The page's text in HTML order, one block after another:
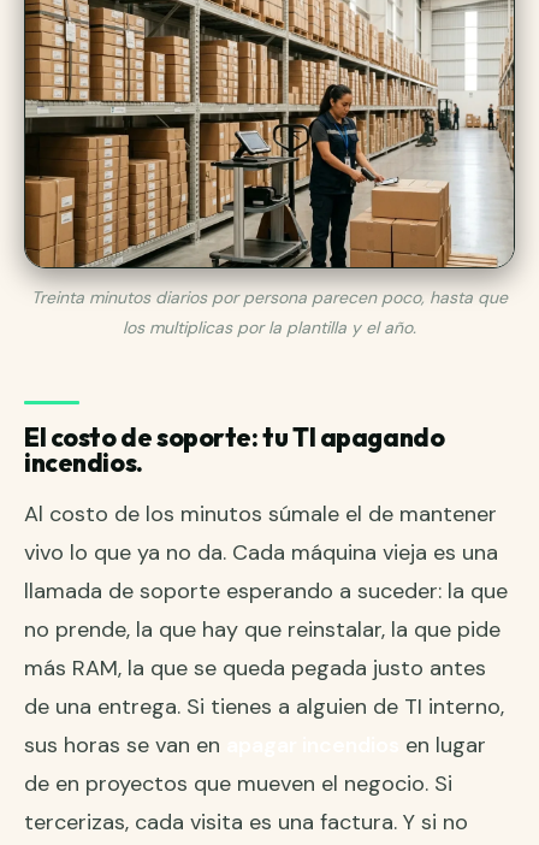
Treinta minutos diarios por persona parecen poco, hasta que
los multiplicas por la plantilla y el año.
El costo de soporte: tu TI apagando
incendios.
Al costo de los minutos súmale el de mantener
vivo lo que ya no da. Cada máquina vieja es una
llamada de soporte esperando a suceder: la que
no prende, la que hay que reinstalar, la que pide
más RAM, la que se queda pegada justo antes
de una entrega. Si tienes a alguien de TI interno,
sus horas se van en
en lugar
de en proyectos que mueven el negocio. Si
tercerizas, cada visita es una factura. Y si no